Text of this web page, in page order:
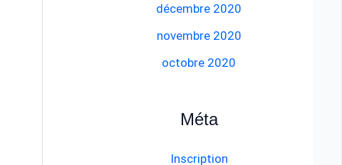
décembre 2020
novembre 2020
octobre 2020
Méta
Inscription